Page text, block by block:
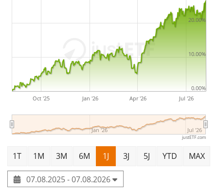
Oct '25 Jan '26 Apr '26 Jul '26
Jan '26 Jul '26
0.00%
10.00%
20.00%
justETF.com
1T 1M 3M 6M 1J 3J 5J YTD MAX
07.08.2025 - 07.08.2026